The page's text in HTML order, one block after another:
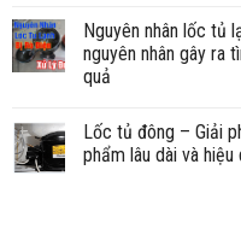
Nguyên nhân lốc tủ
nguyên nhân gây ra
quả
Lốc tủ đông – Giải
phẩm lâu dài và hiệu